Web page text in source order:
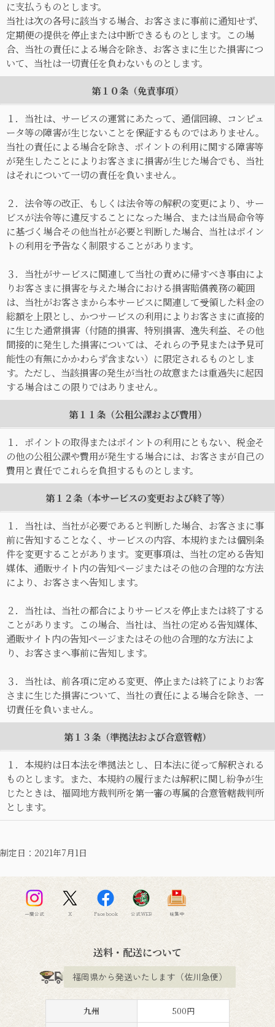
に支払うものとします。
当社は次の各号に該当する場合、お客さまに事前に通知せず、
定期便の提供を停止または中断できるものとします。この場
合、当社の責任による場合を除き、お客さまに生じた損害につ
いて、当社は一切責任を負わないものとします。
第１０条（免責事項）
１．当社は、サービスの運営にあたって、通信回線、コンピュ
ータ等の障害が生じないことを保証するものではありません。
当社の責任による場合を除き、ポイントの利用に関する障害等
が発生したことによりお客さまに損害が生じた場合でも、当社
はそれについて一切の責任を負いません。
２．法令等の改正、もしくは法令等の解釈の変更により、サー
ビスが法令等に違反することになった場合、または当局命令等
に基づく場合その他当社が必要と判断した場合、当社はポイン
トの利用を予告なく制限することがあります。
３．当社がサービスに関連して当社の責めに帰すべき事由によ
りお客さまに損害を与えた場合における損害賠償義務の範囲
は、当社がお客さまから本サービスに関連して受領した料金の
総額を上限とし、かつサービスの利用によりお客さまに直接的
に生じた通常損害（付随的損害、特別損害、逸失利益、その他
間接的に発生した損害については、それらの予見または予見可
能性の有無にかかわらず含まない）に限定されるものとしま
す。ただし、当該損害の発生が当社の故意または重過失に起因
する場合はこの限りではありません。
第１１条（公租公課および費用）
１．ポイントの取得またはポイントの利用にともない、税金そ
の他の公租公課や費用が発生する場合には、お客さまが自己の
費用と責任でこれらを負担するものとします。
第１２条（本サービスの変更および終了等）
１．当社は、当社が必要であると判断した場合、お客さまに事
前に告知することなく、サービスの内容、本規約または個別条
件を変更することがあります。変更事項は、当社の定める告知
媒体、通販サイト内の告知ページまたはその他の合理的な方法
により、お客さまへ告知します。
２．当社は、当社の都合によりサービスを停止または終了する
ことがあります。この場合、当社は、当社の定める告知媒体、
通販サイト内の告知ページまたはその他の合理的な方法によ
り、お客さまへ事前に告知します。
３．当社は、前各項に定める変更、停止または終了によりお客
さまに生じた損害について、当社の責任による場合を除き、一
切責任を負いません。
第１３条（準拠法および合意管轄）
１．本規約は日本法を準拠法とし、日本法に従って解釈される
ものとします。また、本規約の履行または解釈に関し紛争が生
じたときは、福岡地方裁判所を第一審の専属的合意管轄裁判所
とします。
制定日：2021年7月1日
一蘭公式 X Facebook 公式WEB 味集中
送料・配送について
福岡県から発送いたします（佐川急便）
九州
500円